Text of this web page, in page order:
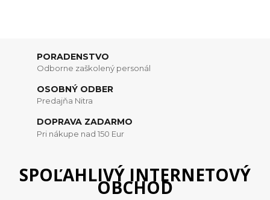
PORADENSTVO
Odborne zaškolený personál
OSOBNÝ ODBER
Predajňa Nitra
DOPRAVA ZADARMO
Pri nákupe nad 150 Eur
SPOĽAHLIVÝ INTERNETOVÝ
OBCHOD